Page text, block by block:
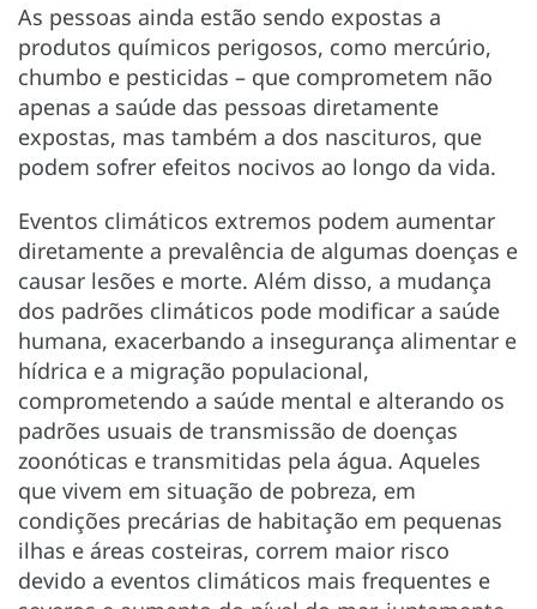
As pessoas ainda estão sendo expostas a
produtos químicos perigosos, como mercúrio,
chumbo e pesticidas – que comprometem não
apenas a saúde das pessoas diretamente
expostas, mas também a dos nascituros, que
podem sofrer efeitos nocivos ao longo da vida.
Eventos climáticos extremos podem aumentar
diretamente a prevalência de algumas doenças e
causar lesões e morte. Além disso, a mudança
dos padrões climáticos pode modificar a saúde
humana, exacerbando a insegurança alimentar e
hídrica e a migração populacional,
comprometendo a saúde mental e alterando os
padrões usuais de transmissão de doenças
zoonóticas e transmitidas pela água. Aqueles
que vivem em situação de pobreza, em
condições precárias de habitação em pequenas
ilhas e áreas costeiras, correm maior risco
devido a eventos climáticos mais frequentes e